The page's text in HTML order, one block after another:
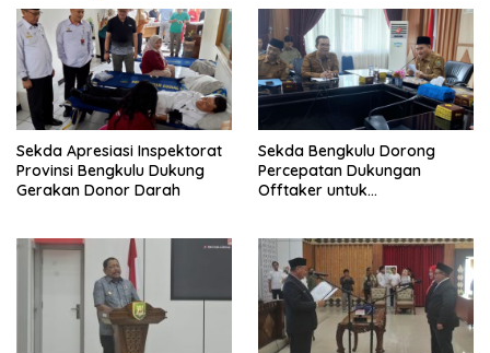
Sekda Apresiasi Inspektorat
Provinsi Bengkulu Dukung
Gerakan Donor Darah
Sekda Bengkulu Dorong
Percepatan Dukungan
Offtaker untuk